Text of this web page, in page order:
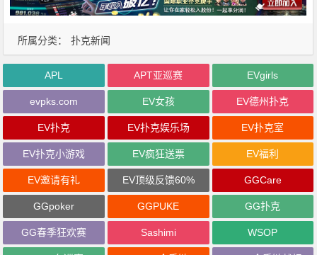
所属分类： 扑克新闻
APL APT亚巡赛 EVgirls
evpks.com EV女孩 EV德州扑克
EV扑克 EV扑克娱乐场 EV扑克室
EV扑克小游戏 EV疯狂送票 EV福利
EV邀请有礼 EV顶级反馈60% GGCare
GGpoker GGPUKE GG扑克
GG春季狂欢赛 Sashimi WSOP